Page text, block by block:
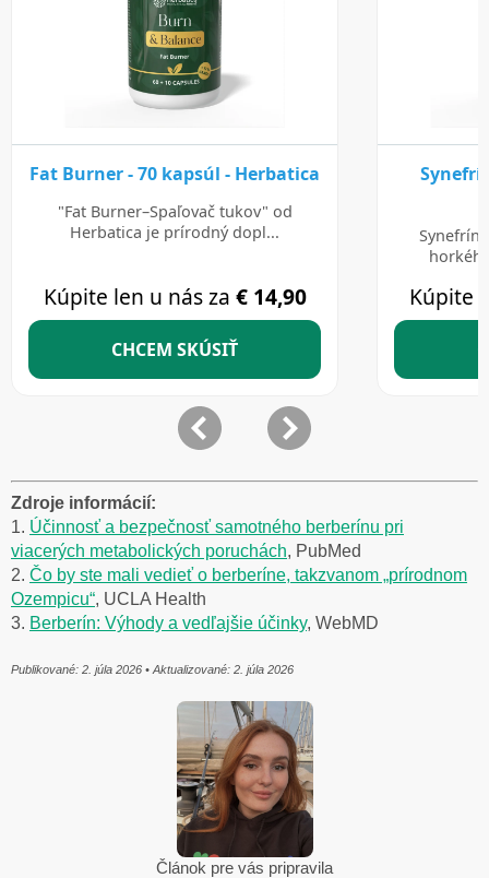
Zdroje informácií:
1. Účinnosť a bezpečnosť samotného berberínu pri
viacerých metabolických poruchách, PubMed
2. Čo by ste mali vedieť o berberíne, takzvanom „prírodnom
Ozempicu“, UCLA Health
3. Berberín: Výhody a vedľajšie účinky, WebMD
Publikované: 2. júla 2026 • Aktualizované: 2. júla 2026
Článok pre vás pripravila